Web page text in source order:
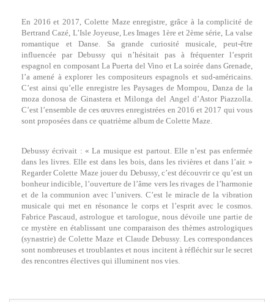
En 2016 et 2017, Colette Maze enregistre, grâce à la complicité de
Bertrand Cazé, L’Isle Joyeuse, Les Images 1ère et 2ème série, La valse
romantique et Danse. Sa grande curiosité musicale, peut-être
influencée par Debussy qui n’hésitait pas à fréquenter l’esprit
espagnol en composant La Puerta del Vino et La soirée dans Grenade,
l’a amené à explorer les compositeurs espagnols et sud-américains.
C’est ainsi qu’elle enregistre les Paysages de Mompou, Danza de la
moza donosa de Ginastera et Milonga del Angel d’Astor Piazzolla.
C’est l’ensemble de ces œuvres enregistrées en 2016 et 2017 qui vous
sont proposées dans ce quatrième album de Colette Maze.
Debussy écrivait : « La musique est partout. Elle n’est pas enfermée
dans les livres. Elle est dans les bois, dans les rivières et dans l’air. »
Regarder Colette Maze jouer du Debussy, c’est découvrir ce qu’est un
bonheur indicible, l’ouverture de l’âme vers les rivages de l’harmonie
et de la communion avec l’univers. C’est le miracle de la vibration
musicale qui met en résonance le corps et l’esprit avec le cosmos.
Fabrice Pascaud, astrologue et tarologue, nous dévoile une partie de
ce mystère en établissant une comparaison des thèmes astrologiques
(synastrie) de Colette Maze et Claude Debussy. Les correspondances
sont nombreuses et troublantes et nous incitent à réfléchir sur le secret
des rencontres électives qui illuminent nos vies.